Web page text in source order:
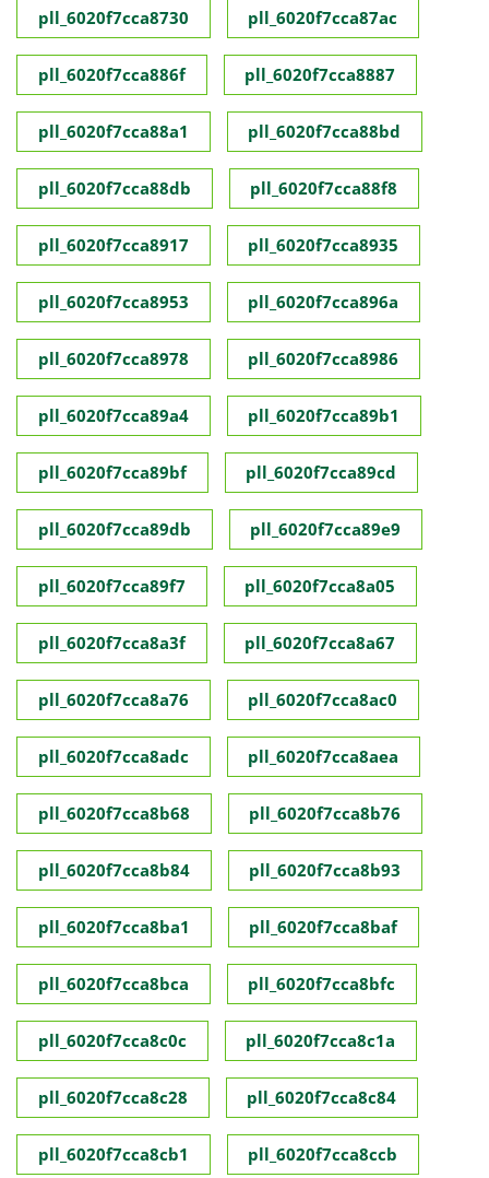
pll_6020f7cca8730 pll_6020f7cca87ac
pll_6020f7cca886f pll_6020f7cca8887
pll_6020f7cca88a1 pll_6020f7cca88bd
pll_6020f7cca88db pll_6020f7cca88f8
pll_6020f7cca8917 pll_6020f7cca8935
pll_6020f7cca8953 pll_6020f7cca896a
pll_6020f7cca8978 pll_6020f7cca8986
pll_6020f7cca89a4 pll_6020f7cca89b1
pll_6020f7cca89bf pll_6020f7cca89cd
pll_6020f7cca89db pll_6020f7cca89e9
pll_6020f7cca89f7 pll_6020f7cca8a05
pll_6020f7cca8a3f pll_6020f7cca8a67
pll_6020f7cca8a76 pll_6020f7cca8ac0
pll_6020f7cca8adc pll_6020f7cca8aea
pll_6020f7cca8b68 pll_6020f7cca8b76
pll_6020f7cca8b84 pll_6020f7cca8b93
pll_6020f7cca8ba1 pll_6020f7cca8baf
pll_6020f7cca8bca pll_6020f7cca8bfc
pll_6020f7cca8c0c pll_6020f7cca8c1a
pll_6020f7cca8c28 pll_6020f7cca8c84
pll_6020f7cca8cb1 pll_6020f7cca8ccb